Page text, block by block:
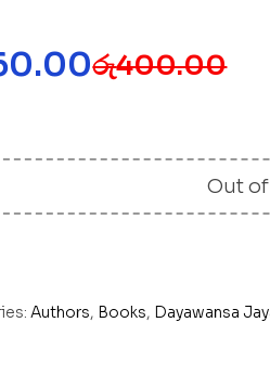
රු400.00
Out
Authors, Books, Dayawansa